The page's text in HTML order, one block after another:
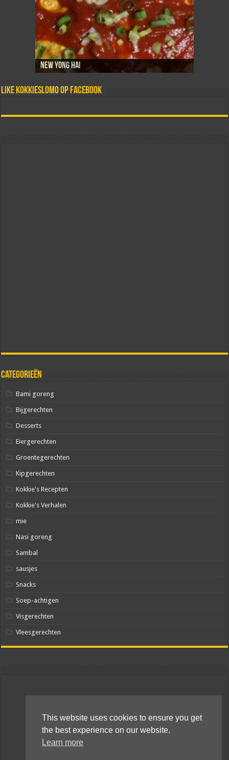
New Yong Hai
Sambal goreng telor
Dadar isi
Martabak telor
Tahoe telor
Like Kokkieslomo op Facebook
Categorieën
Bami goreng
Bijgerechten
Desserts
Eiergerechten
Groentegerechten
Kipgerechten
Kokkie's Recepten
Kokkie's Verhalen
mie
Nasi goreng
Sambal
sausjes
Snacks
Soep-achtigen
Visgerechten
Vleesgerechten
This website uses cookies to ensure you get
the best experience on our website.
Learn more